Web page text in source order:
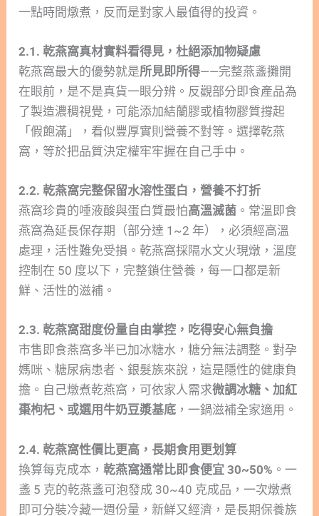
一點時間燉煮，反而是對家人最值得的投資。
2.1. 乾燕窩真材實料看得見，杜絕添加物疑慮
乾燕窩最大的優勢就是所見即所得——完整燕盞攤開
在眼前，是不是真貨一眼分辨。反觀部分即食產品為
了製造濃稠視覺，可能添加結蘭膠或植物膠質撐起
「假飽滿」，看似豐厚實則營養不對等。選擇乾燕
窩，等於把品質決定權牢牢握在自己手中。
2.2. 乾燕窩完整保留水溶性蛋白，營養不打折
燕窩珍貴的唾液酸與蛋白質最怕高溫滅菌 。常溫即食
燕窩為延長保存期（部分達 1~2 年），必須經高溫
處理，活性難免受損。乾燕窩採隔水文火現燉，溫度
控制在 50 度以下，完整鎖住營養，每一口都是新
鮮、活性的滋補。
2.3. 乾燕窩甜度份量自由掌控，吃得安心無負擔
市售即食燕窩多半已加冰糖水，糖分無法調整。對孕
媽咪、糖尿病患者、銀髮族來說，這是隱性的健康負
擔。自己燉煮乾燕窩，可依家人需求微調冰糖、加紅
棗枸杞、或選用牛奶豆漿基底 ，一鍋滋補全家適用。
2.4. 乾燕窩性價比更高，長期食用更划算
換算每克成本，乾燕窩通常比即食便宜 30~50% 。一
盞 5 克的乾燕盞可泡發成 30~40 克成品，一次燉煮
即可分裝冷藏一週份量，新鮮又經濟，是長期保養族